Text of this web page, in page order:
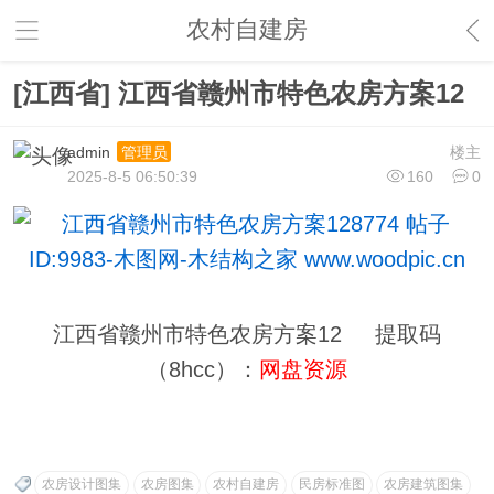
农村自建房
[江西省] 江西省赣州市特色农房方案12
楼主
admin
管理员
160
0
2025-8-5 06:50:39
江西省赣州市特色农房方案12 提取码
（8hcc）： 网盘资源
农房设计图集 农房图集 农村自建房 民房标准图 农房建筑图集